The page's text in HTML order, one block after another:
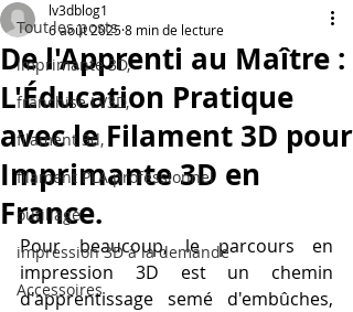
Tout les posts
imprimante 3D,
franchise LV3D,
filament 3d,
filament PLA professionnel
outillage
impression 3D à la demande
Accessoires
De l'Apprenti au Maître :
L'Éducation Pratique
avec le Filament 3D pour
Imprimante 3D en
France.
lv3dblog1
6 août 20258 min de lecture
Pour beaucoup, le parcours en
impression 3D est un chemin
d'apprentissage semé d'embûches,